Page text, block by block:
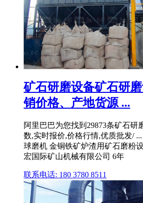
矿石研磨设备矿石研
销价格、产地货源 ...
阿里巴巴为您找到29873条矿石研
数,实时报价,价格行情,优质批发/
球磨机 金铜铁矿炉渣用矿石磨粉
宏国际矿山机械有限公司 6年
联系电话: 180 3780 8511